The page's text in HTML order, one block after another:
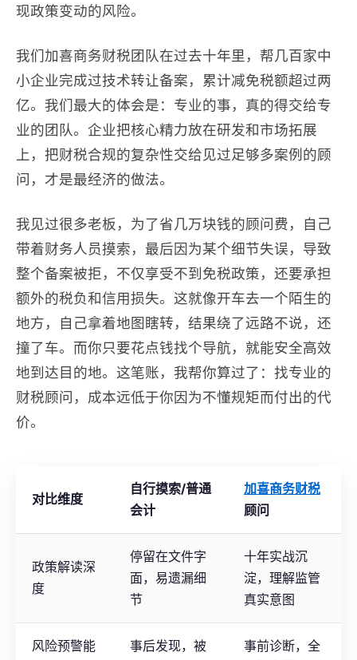
现政策变动的风险。
我们加喜商务财税团队在过去十年里，帮几百家中
小企业完成过技术转让备案，累计减免税额超过两
亿。我们最大的体会是：专业的事，真的得交给专
业的团队。企业把核心精力放在研发和市场拓展
上，把财税合规的复杂性交给见过足够多案例的顾
问，才是最经济的做法。
我见过很多老板，为了省几万块钱的顾问费，自己
带着财务人员摸索，最后因为某个细节失误，导致
整个备案被拒，不仅享受不到免税政策，还要承担
额外的税负和信用损失。这就像开车去一个陌生的
地方，自己拿着地图瞎转，结果绕了远路不说，还
撞了车。而你只要花点钱找个导航，就能安全高效
地到达目的地。这笔账，我帮你算过了：找专业的
财税顾问，成本远低于你因为不懂规矩而付出的代
价。
对比维度
自行摸索/普通
会计
加喜商务财税
顾问
政策解读深
度
停留在文件字
面，易遗漏细
节
十年实战沉
淀，理解监管
真实意图
风险预警能
事后发现，被
事前诊断，全